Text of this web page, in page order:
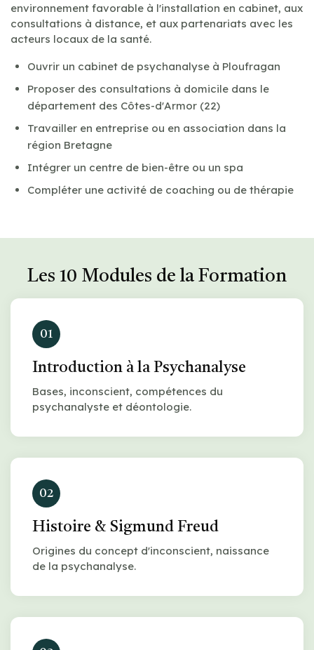
environnement favorable à l'installation en cabinet, aux
consultations à distance, et aux partenariats avec les
acteurs locaux de la santé.
Ouvrir un cabinet de psychanalyse à Ploufragan
Proposer des consultations à domicile dans le
département des Côtes-d'Armor (22)
Travailler en entreprise ou en association dans la
région Bretagne
Intégrer un centre de bien-être ou un spa
Compléter une activité de coaching ou de thérapie
Les 10 Modules de la Formation
01
Introduction à la Psychanalyse
Bases, inconscient, compétences du
psychanalyste et déontologie.
02
Histoire & Sigmund Freud
Origines du concept d'inconscient, naissance
de la psychanalyse.